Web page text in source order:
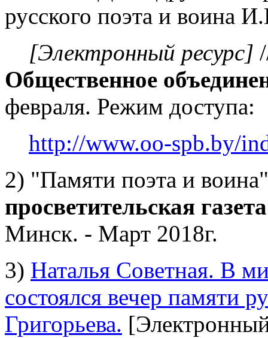
русского поэта и воина
[Электронный ресурс]
Общественное
февраля. Режим доступа:
http://www.oo-spb.by/
2) "Памяти поэта и
просветительская
Минск. - Март 2018г.
3) Наталья Советная. В
состоялся вечер памяти
Григорьева.